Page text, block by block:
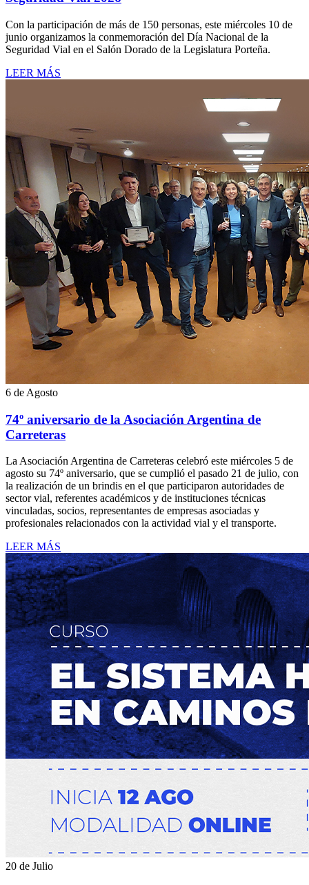
Con la participación de más de 150 personas, este miércoles 10 de
junio organizamos la conmemoración del Día Nacional de la
Seguridad Vial en el Salón Dorado de la Legislatura Porteña.
LEER MÁS
6 de Agosto
74º aniversario de la Asociación Argentina de
Carreteras
La Asociación Argentina de Carreteras celebró este miércoles 5 de
agosto su 74º aniversario, que se cumplió el pasado 21 de julio, con
la realización de un brindis en el que participaron autoridades de
sector vial, referentes académicos y de instituciones técnicas
vinculadas, socios, representantes de empresas asociadas y
profesionales relacionados con la actividad vial y el transporte.
LEER MÁS
20 de Julio